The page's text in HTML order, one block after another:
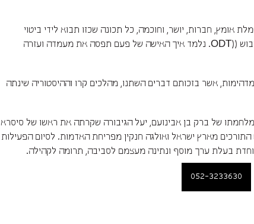
אומץ, חברות, יושר, וחוכמה, כל תכונה שכזו תבוא לידי ביטוי
במשימה מאתגרת שהבנות יעברו במהלך המסלול כפעילות גיבוש ((ODT. נלמד איך האישה של פעם תפסה את מעמדה ועזרה
אשר בזכותם דברים השתנו, מהלכים קרו וההיסטוריה שינתה
של ברק בן אבינועם, יעל הגיבורה שקרתה את ראשו של סיסרא
התורכים מארץ ישראל ואולגה חנקין מפריחת האדמות. לסיום הפעילות
בעלת ערך מוסף ונתינה מעצמם לסביבה, תרומה לקהילה.
052-3233630